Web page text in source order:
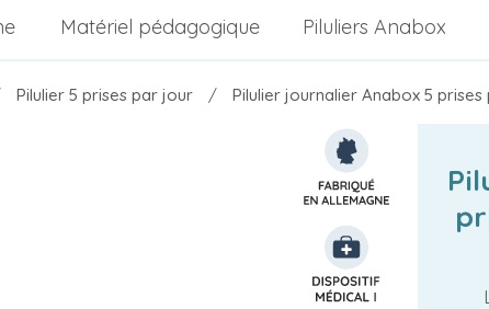
Matériel pédagogique Piluliers Anabox
Pilulier 5 prises par jour Pilulier journalier Anabox 5